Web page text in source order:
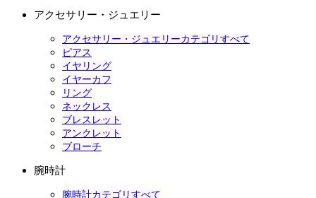
アクセサリー・ジュエリー
アクセサリー・ジュエリーカテゴリすべて
ピアス
イヤリング
イヤーカフ
リング
ネックレス
ブレスレット
アンクレット
ブローチ
腕時計
腕時計カテゴリすべて